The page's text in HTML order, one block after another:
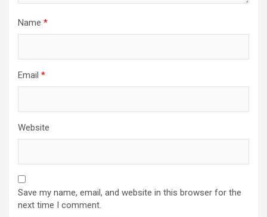
Name *
Email *
Website
Save my name, email, and website in this browser for the
next time I comment.